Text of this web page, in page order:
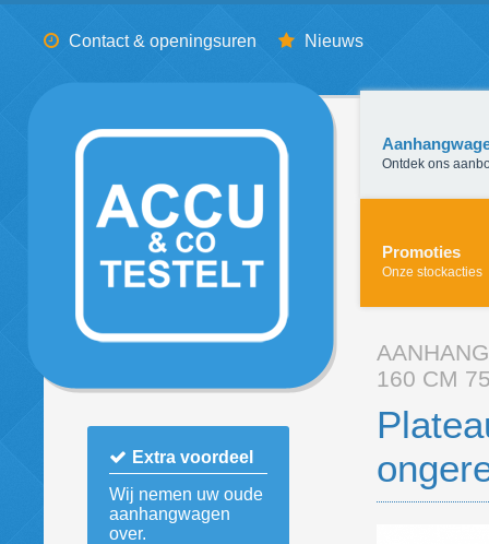
Contact & openingsuren Nieuws
Extra voordeel
Wij nemen uw oude
aanhangwagen
over.
Ontdek ons
Promoties
Onze stockacties
160 CM